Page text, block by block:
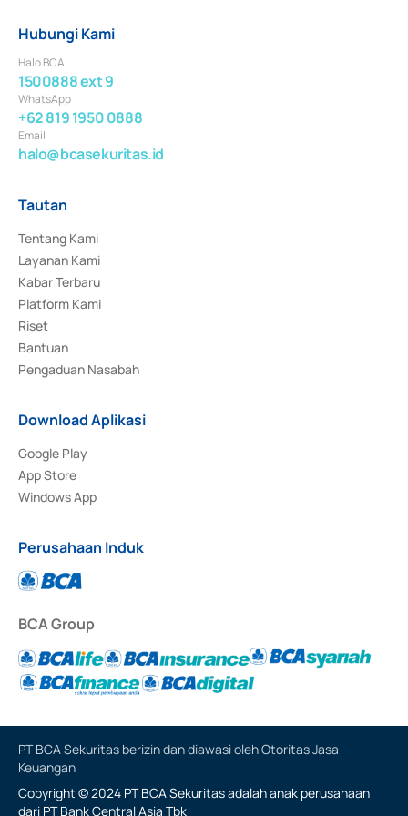
Hubungi Kami
Halo BCA
1500888 ext 9
WhatsApp
+62 819 1950 0888
Email
halo@bcasekuritas.id
Tautan
Tentang Kami
Layanan Kami
Kabar Terbaru
Platform Kami
Riset
Bantuan
Pengaduan Nasabah
Download Aplikasi
Google Play
App Store
Windows App
Perusahaan Induk
BCA Group
PT BCA Sekuritas berizin dan diawasi oleh Otoritas Jasa
Keuangan
Copyright © 2024 PT BCA Sekuritas adalah anak perusahaan
dari PT Bank Central Asia Tbk